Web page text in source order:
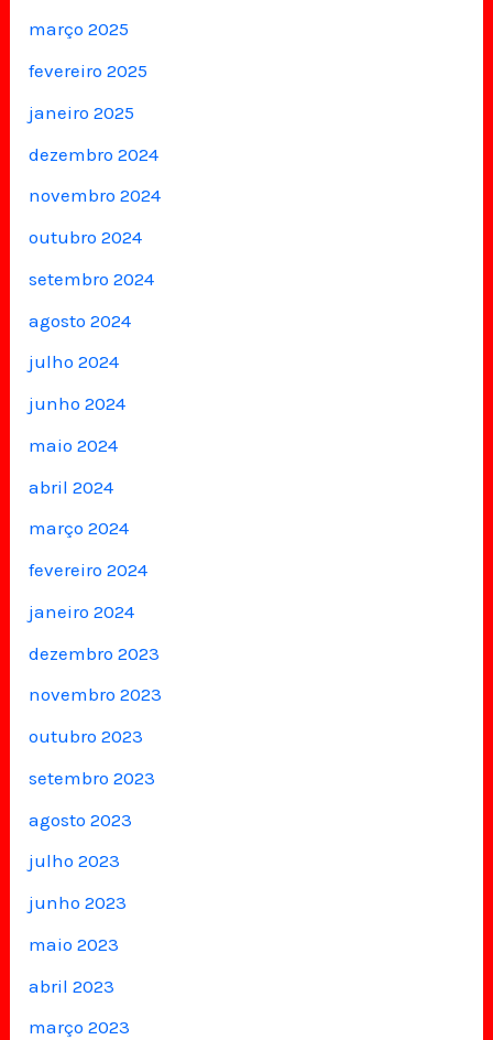
março 2025
fevereiro 2025
janeiro 2025
dezembro 2024
novembro 2024
outubro 2024
setembro 2024
agosto 2024
julho 2024
junho 2024
maio 2024
abril 2024
março 2024
fevereiro 2024
janeiro 2024
dezembro 2023
novembro 2023
outubro 2023
setembro 2023
agosto 2023
julho 2023
junho 2023
maio 2023
abril 2023
março 2023